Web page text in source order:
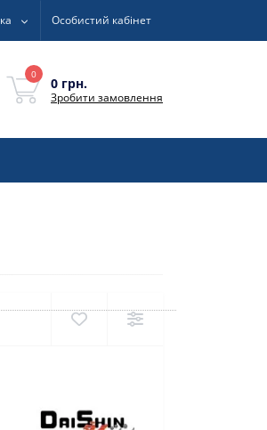
Особистий кабінет
0
0 грн.
Зробити замовлення